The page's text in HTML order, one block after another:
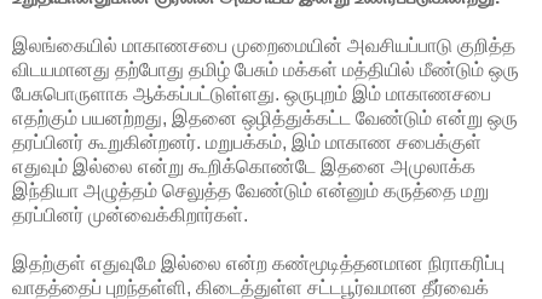
இலங்கையில் மாகாணசபை முறைமையின் அவசியப்பாடு குறித்த
விடயமானது தற்போது தமிழ் பேசும் மக்கள் மத்தியில் மீண்டும் ஒரு
பேசுபொருளாக ஆக்கப்பட்டுள்ளது. ஒருபுறம் இம் மாகாணசபை
எதற்கும் பயனற்றது, இதனை ஒழித்துக்கட்ட வேண்டும் என்று ஒரு
தரப்பினர் கூறுகின்றனர். மறுபக்கம், இம் மாகாண சபைக்குள்
எதுவும் இல்லை என்று கூறிக்கொண்டே இதனை அமுலாக்க
இந்தியா அழுத்தம் செலுத்த வேண்டும் என்னும் கருத்தை மறு
தரப்பினர் முன்வைக்கிறார்கள்.
இதற்குள் எதுவுமே இல்லை என்ற கண்மூடித்தனமான நிராகரிப்பு
வாதத்தைப் புறந்தள்ளி, கிடைத்துள்ள சட்டபூர்வமான தீர்வைக்